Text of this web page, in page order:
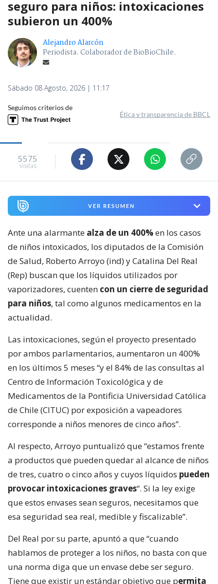
seguro para niños: intoxicaciones
subieron un 400%
Alejandro Alarcón
Periodista. Colaborador de BioBioChile.
Sábado 08 Agosto, 2026 | 11:17
Seguimos criterios de
Ética y transparencia de BBCL
5575
visitas
VER RESUMEN
Ante una alarmante alza de un 400%en los casos
de niños intoxicados, los diputados de la Comisión
de Salud, Roberto Arroyo (ind) y Catalina Del Real
(Rep) buscan que los líquidos utilizados por
vaporizadores, cuenten con un cierre de seguridad
para niños, tal como algunos medicamentos en la
actualidad.
Las intoxicaciones, según el proyecto presentado
por ambos parlamentarios, aumentaron un 400%
en los últimos 5 meses “y el 84% de las consultas al
Centro de Información Toxicológica y de
Medicamentos de la Pontificia Universidad Católica
de Chile (CITUC) por exposición a vapeadores
corresponde a niños menores de cinco años”.
Al respecto, Arroyo puntualizó que “estamos frente
a productos que pueden quedar al alcance de niños
de tres, cuatro o cinco años y cuyos líquidos pueden
provocar intoxicaciones graves“. Si la ley exige
que estos envases sean seguros, necesitamos que
esa seguridad sea real, medible y fiscalizable”.
Del Real por su parte, apuntó a que “cuando
hablamos de proteger a los niños, no basta con que
una norma diga que un envase debe ser seguro.
Tiene que existir un estándar objetivo que permita